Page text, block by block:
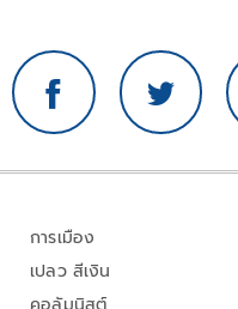
การเมือง
เปลว สีเงิน